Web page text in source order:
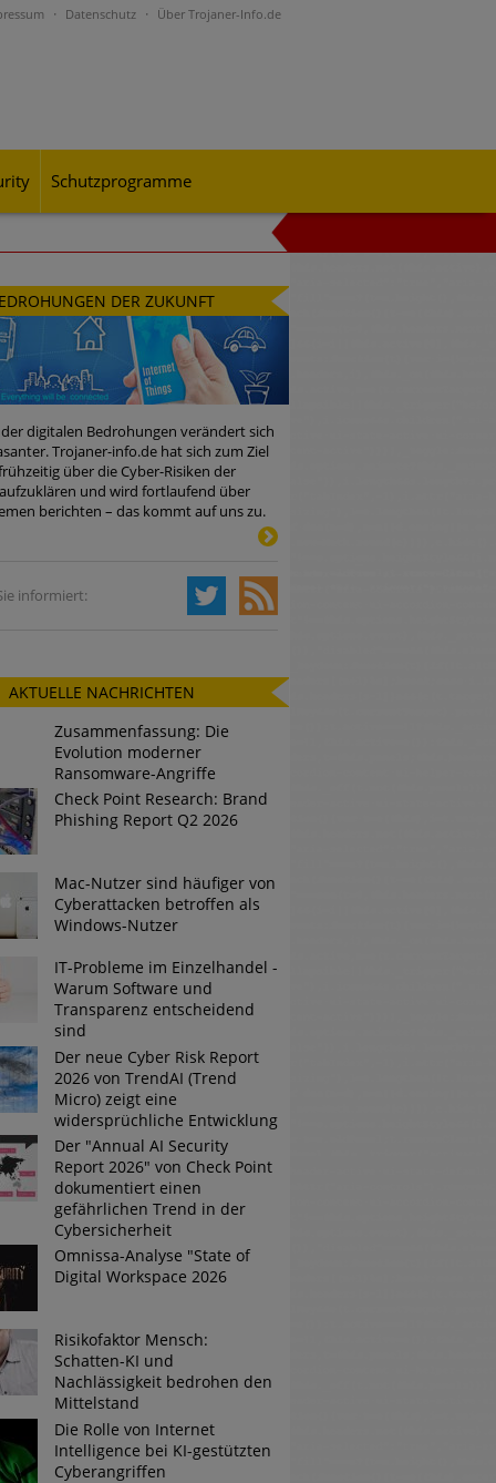
Datenschutz Über Trojaner-Info.de
Schutzprogramme
Betrugsmaschen und
– was CISOs jetzt für
Bedrohungspotential nicht
bei Web-DDoS-Angriffen
reagiert
der Datendiebe
DER ZUKUNFT
digitalen Bedrohungen verändert sich
Trojaner-info.de hat sich zum Ziel
über die Cyber-Risiken der
und wird fortlaufend über
berichten – das kommt auf uns zu.
informiert:
AKTUELLE NACHRICHTEN
Zusammenfassung: Die
Evolution moderner
Ransomware-Angriffe
Check Point Research: Brand
Phishing Report Q2 2026
Mac-Nutzer sind häufiger von
Cyberattacken betroffen als
Windows-Nutzer
IT-Probleme im Einzelhandel -
Warum Software und
Transparenz entscheidend
sind
Der neue Cyber Risk Report
2026 von TrendAI (Trend
Micro) zeigt eine
widersprüchliche Entwicklung
Der "Annual AI Security
Report 2026" von Check Point
dokumentiert einen
gefährlichen Trend in der
Cybersicherheit
Omnissa-Analyse "State of
Digital Workspace 2026
Risikofaktor Mensch:
Schatten-KI und
Nachlässigkeit bedrohen den
Mittelstand
Die Rolle von Internet
Intelligence bei KI-gestützten
Cyberangriffen